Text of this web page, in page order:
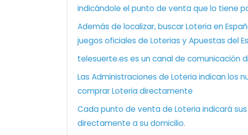
indicándole el punto de venta que lo tiene
Además de localizar, buscar Loteria en
juegos oficiales de Loterias y Apuestas del
telesuerte.es es un canal de comunicación
Las Administraciones de Loteria indican los
comprar Loteria directamente
Cada punto de venta de Loteria indicará
directamente a su domicilio.